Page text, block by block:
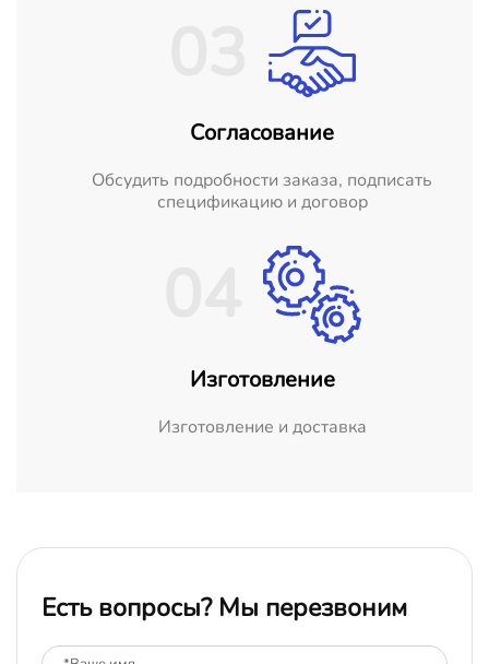
Согласование
Обсудить подробности заказа, подписать
спецификацию и договор
Изготовление
Изготовление и доставка
Есть вопросы? Мы перезвоним